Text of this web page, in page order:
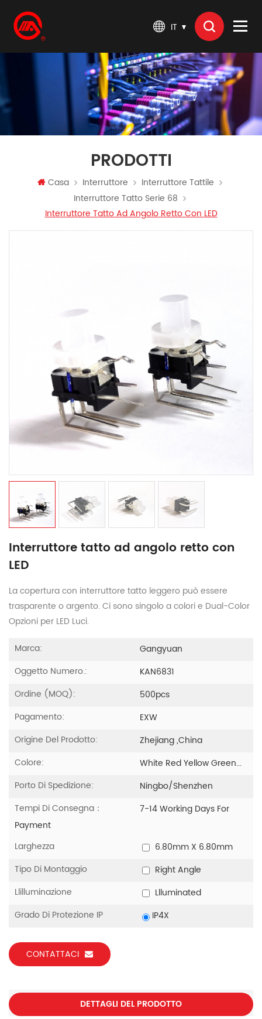
IT
PRODOTTI
Casa Interruttore
Interruttore Tattile
Interruttore Tatto Serie 68
Interruttore Tatto Ad Angolo Retto Con LED
Interruttore tatto ad angolo retto con
LED
La copertura con interruttore tatto leggero può essere
trasparente o argento. Ci sono singolo a colori e Dual-Color
Opzioni per LED Luci.
Marca:
Gangyuan
Oggetto Numero.:
KAN6831
Ordine (MOQ):
500pcs
Pagamento:
EXW
Origine Del Prodotto:
Zhejiang ,China
Colore:
White Red Yellow Green...
Porto Di Spedizione:
Ningbo/Shenzhen
Tempi Di Consegna：
7-14 Working Days For
Payment
Larghezza
6.80mm X 6.80mm
Tipo Di Montaggio
Right Angle
Llilluminazione
Llluminated
Grado Di Protezione IP
IP4X
CONTATTACI
DETTAGLI DEL PRODOTTO